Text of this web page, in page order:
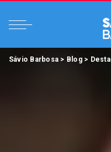
Sávio Barbosa > Blog>